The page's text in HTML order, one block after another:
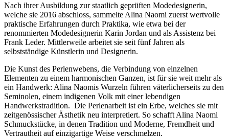
Nach ihrer Ausbildung zur staatlich geprüften Modedesignerin,
welche sie 2016 abschloss, sammelte Alina Naomi zuerst wertvolle
praktische Erfahrungen durch Praktika, wie etwa bei der
renommierten Modedesignerin Karin Jordan und als Assistenz bei
Frank Leder. Mittlerweile arbeitet sie seit fünf Jahren als
selbstständige Künstlerin und Designerin.
Die Kunst des Perlenwebens, die Verbindung von einzelnen
Elementen zu einem harmonischen Ganzen, ist für sie weit mehr als
ein Handwerk: Alina Naomis Wurzeln führen väterlicherseits zu den
Seminolen, einem indigenen Volk mit einer lebendigen
Handwerkstradition. Die Perlenarbeit ist ein Erbe, welches sie mit
zeitgenössischer Ästhetik neu interpretiert. So schafft Alina Naomi
Schmuckstücke, in denen Tradition und Moderne, Fremdheit und
Vertrautheit auf einzigartige Weise verschmelzen.